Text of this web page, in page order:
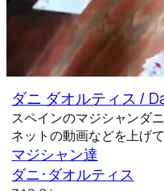
ダニ ダオルティス /
スペインのマジシャンダ
ネットの動画などを上げ
マジシャン達
ダニ･ダオルティス